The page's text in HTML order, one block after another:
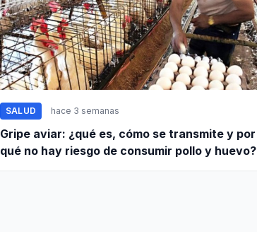
SALUD hace 3 semanas
Gripe aviar: ¿qué es, cómo se transmite y por
qué no hay riesgo de consumir pollo y huevo?